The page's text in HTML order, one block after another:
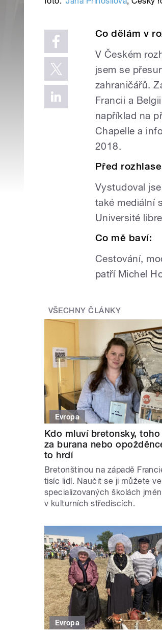
Co dělám v
V Českém
jsem se
zahraničářů.
Francii a
například na
Chapelle a
2018.
Před
Vystudoval
také mediální
Université
Co mě baví:
Cestování,
patří Michel
VŠECHNY ČLÁNKY
Evropa
Kdo mluví bretonsky,
za burana nebo
to hrdí
Bretonštinou na západě
tisíc lidí. Naučit se ji můžete ve
specializovaných školách
v kulturních střediscích.
Evropa